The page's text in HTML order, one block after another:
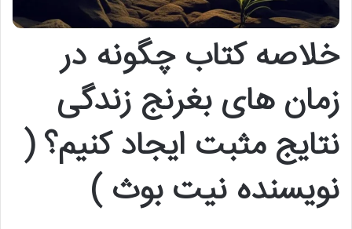
خلاصه کتاب چگونه در
زمان های بغرنج زندگی
نتایج مثبت ایجاد کنیم؟ (
نویسنده نیت بوث )